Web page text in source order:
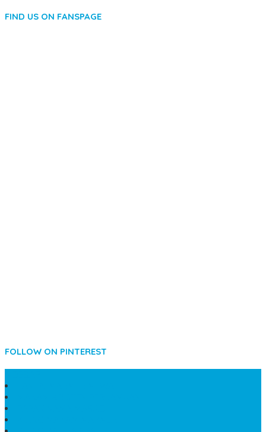
FIND US ON FANSPAGE
FOLLOW ON PINTEREST